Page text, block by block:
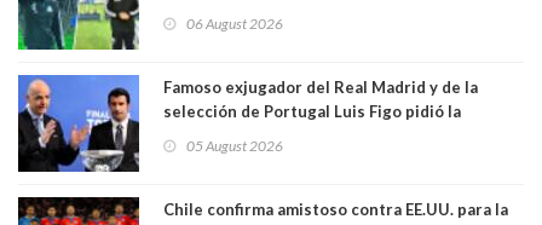
06 August 2026
Famoso exjugador del Real Madrid y de la
selección de Portugal Luis Figo pidió la
comportamiento más bajo y cobarde que he
05 August 2026
Chile confirma amistoso contra EE.UU. para la